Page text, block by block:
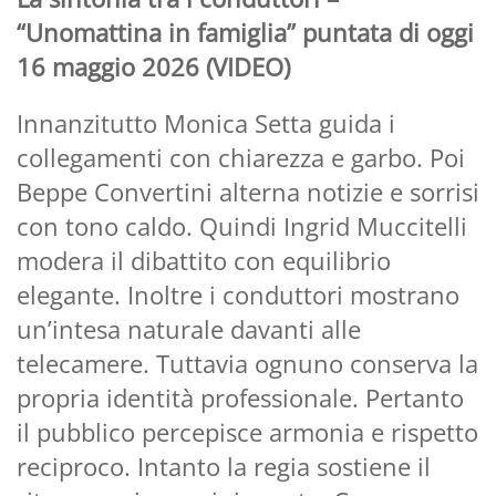
“Unomattina in famiglia” puntata di oggi
16 maggio 2026 (VIDEO)
Innanzitutto Monica Setta guida i
collegamenti con chiarezza e garbo. Poi
Beppe Convertini alterna notizie e sorrisi
con tono caldo. Quindi Ingrid Muccitelli
modera il dibattito con equilibrio
elegante. Inoltre i conduttori mostrano
un’intesa naturale davanti alle
telecamere. Tuttavia ognuno conserva la
propria identità professionale. Pertanto
il pubblico percepisce armonia e rispetto
reciproco. Intanto la regia sostiene il